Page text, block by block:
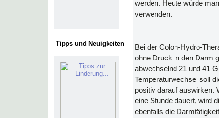
Tipps und Neuigkeiten
werden. Heute würde
verwenden.
Bei der Colon-Hydro-
ohne Druck in den Darm
abwechselnd 21 und 41
Temperaturwechsel soll
positiv darauf auswirken.
eine Stunde dauert, wird
ebenfalls die